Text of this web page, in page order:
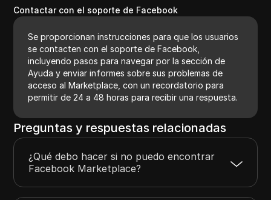
Contactar con el soporte de Facebook
Se proporcionan instrucciones para que los usuarios
se contacten con el soporte de Facebook,
incluyendo pasos para navegar por la sección de
Ayuda y enviar informes sobre sus problemas de
acceso al Marketplace, con un recordatorio para
permitir de 24 a 48 horas para recibir una respuesta.
Preguntas y respuestas relacionadas
¿Qué debo hacer si no puedo encontrar
Facebook Marketplace?